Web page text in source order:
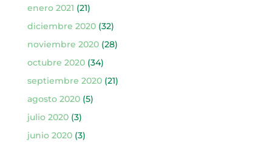
enero 2021 (21)
diciembre 2020(32)
noviembre 2020(28)
octubre 2020(34)
septiembre 2020(21)
agosto 2020(5)
julio 2020(3)
junio 2020(3)